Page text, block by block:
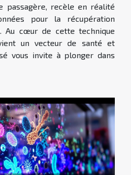
passagère, recèle en réalité
pour la récupération
Au cœur de cette technique
un vecteur de santé et
vous invite à plonger dans